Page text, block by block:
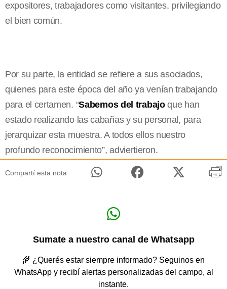
expositores, trabajadores como visitantes, privilegiando
el bien común.
Por su parte, la entidad se refiere a sus asociados,
quienes para este época del año ya venían trabajando
para el certamen. “Sabemos del trabajoque han
estado realizando las cabañas y su personal, para
jerarquizar esta muestra. A todos ellos nuestro
profundo reconocimiento”, adviertieron.
Compartí esta nota
Sumate a nuestro canal de Whatsapp
🌾 ¿Querés estar siempre informado? Seguinos en
WhatsApp y recibí alertas personalizadas del campo, al
instante.